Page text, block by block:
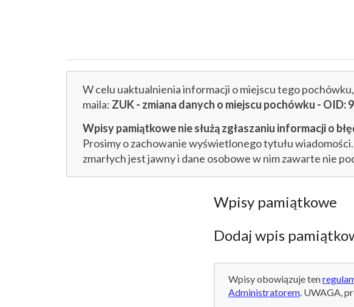
W celu uaktualnienia informacji o miejscu tego pochówku,
maila: ZUK - zmiana danych o miejscu pochówku - OID:
Wpisy pamiątkowe nie służą zgłaszaniu informacji o
Prosimy o zachowanie wyświetlonego tytułu
zmarłych jest jawny i dane osobowe w nim zawarte nie
Wpisy pamiątkowe
Dodaj wpis
Wpisy obowiązuje ten
Administratorem . UWAGA,